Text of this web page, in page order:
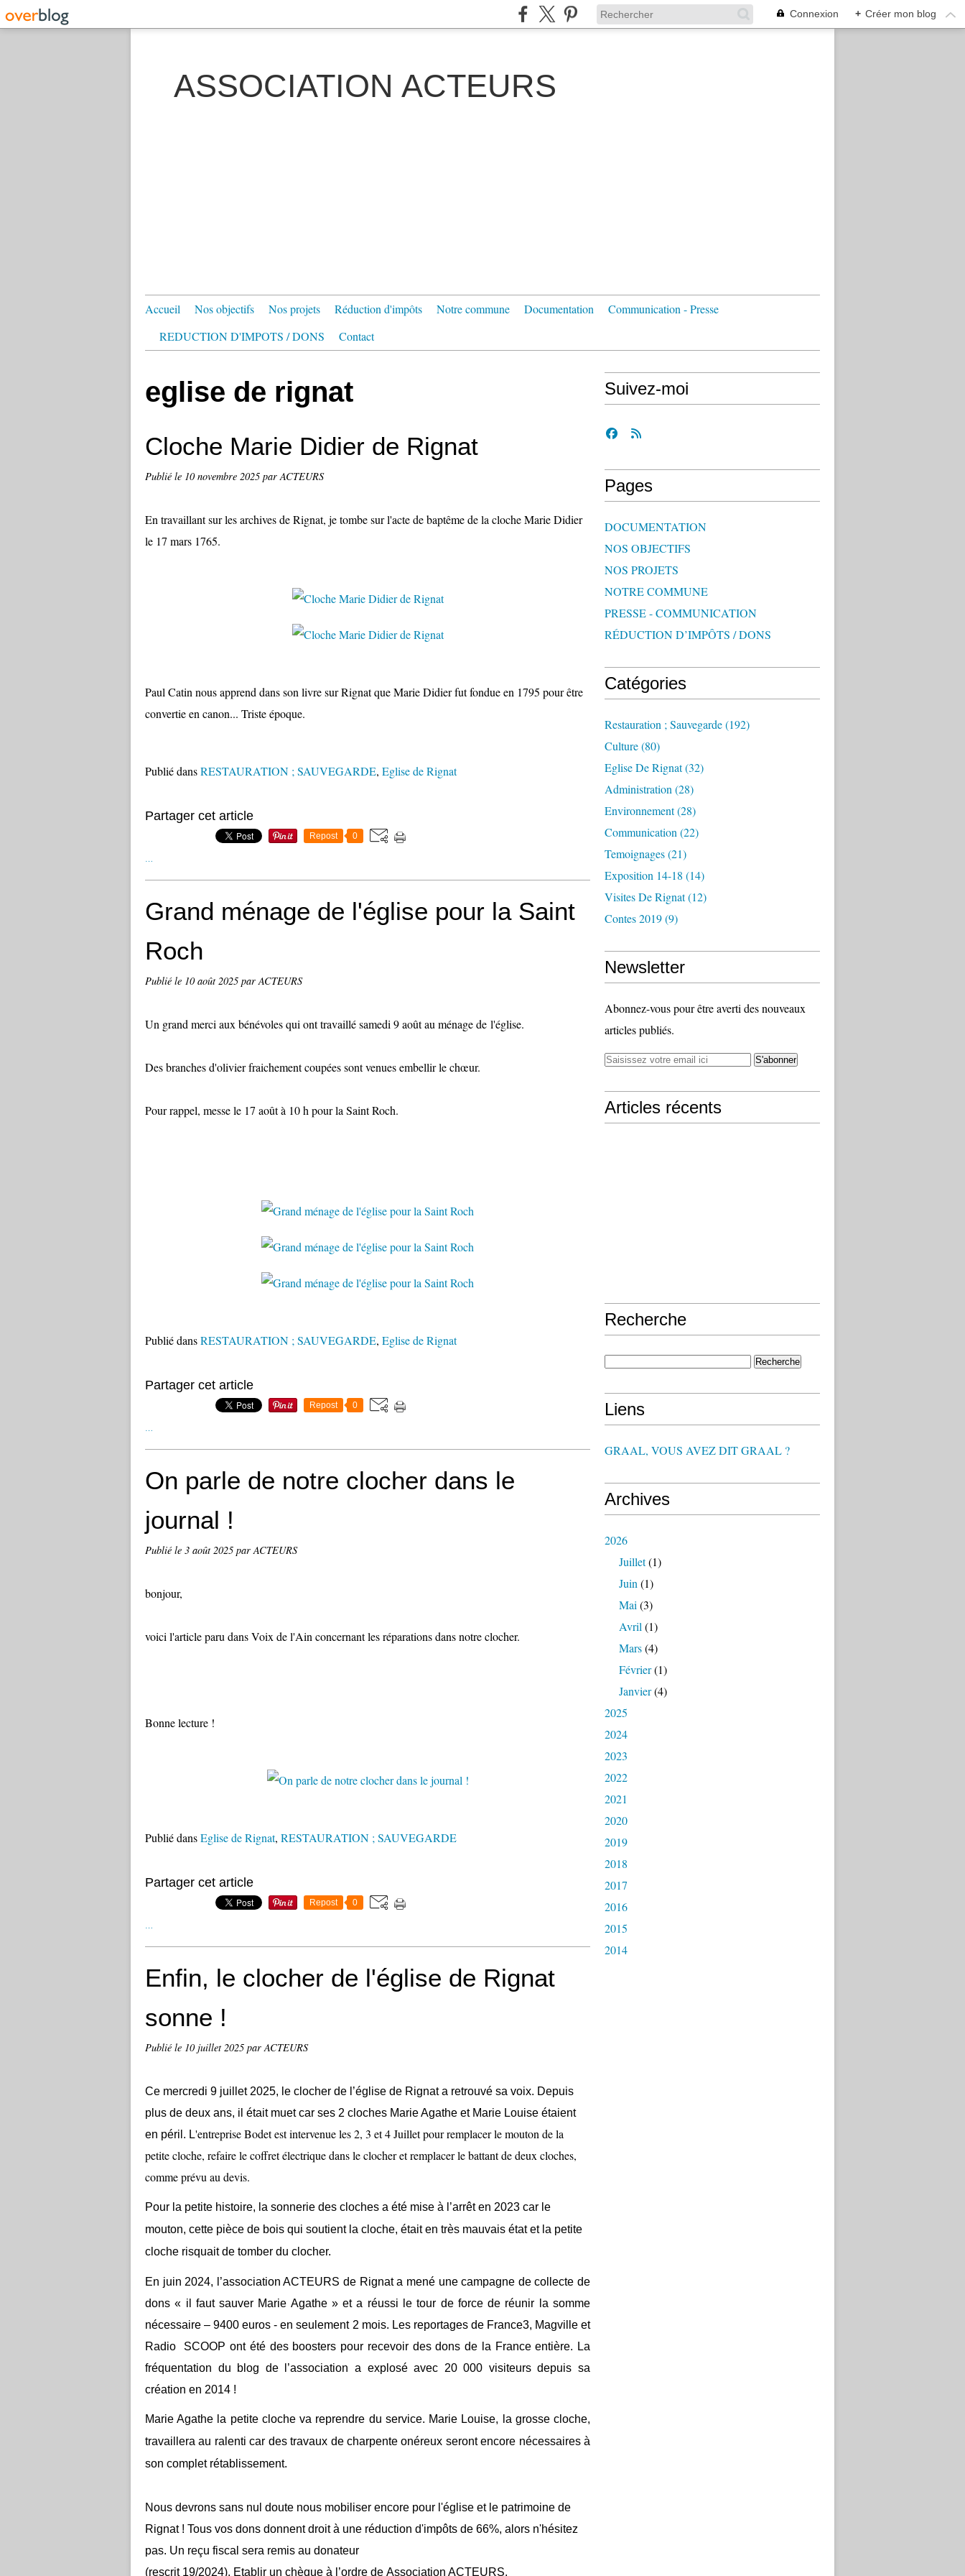
Connexion + Créer mon blog
ASSOCIATION ACTEURS
Accueil Nos objectifs Nos projets Réduction d'impôts Notre commune Documentation
Communication - Presse
REDUCTION D'IMPOTS / DONS
Contact
eglise de rignat
Cloche Marie Didier de Rignat
Publié le 10 novembre 2025 par ACTEURS
En travaillant sur les archives de Rignat, je tombe sur l'acte de baptême de la cloche Marie Didier
le 17 mars 1765.
Paul Catin nous apprend dans son livre sur Rignat que Marie Didier fut fondue en 1795 pour être
convertie en canon... Triste époque.
Publié dansRESTAURATION ; SAUVEGARDE, Eglise de Rignat
Partager cet article
Repost 0
…
Grand ménage de l'église pour la Saint
Roch
Publié le 10 août 2025 par ACTEURS
Un grand merci aux bénévoles qui ont travaillé samedi 9 août au ménage de l'église.
Des branches d'olivier fraichement coupées sont venues embellir le chœur.
Pour rappel, messe le 17 août à 10 h pour la Saint Roch.
Publié dansRESTAURATION ; SAUVEGARDE, Eglise de Rignat
Partager cet article
Repost 0
…
On parle de notre clocher dans le
journal !
Publié le 3 août 2025 par ACTEURS
bonjour,
voici l'article paru dans Voix de l'Ain concernant les réparations dans notre clocher.
Bonne lecture !
Publié dansEglise de Rignat, RESTAURATION ; SAUVEGARDE
Partager cet article
Repost 0
…
Enfin, le clocher de l'église de Rignat
sonne !
Publié le 10 juillet 2025 par ACTEURS
Ce mercredi 9 juillet 2025, le clocher de l’église de Rignat a retrouvé sa voix. Depuis
plus de deux ans, il était muet car ses 2 cloches Marie Agathe et Marie Louise étaient
en péril. L'entreprise Bodet est intervenue les 2, 3 et 4 Juillet pour remplacer le mouton de la
petite cloche, refaire le coffret électrique dans le clocher et remplacer le battant de deux cloches,
comme prévu au devis.
Pour la petite histoire, la sonnerie des cloches a été mise à l’arrêt en 2023 car le
mouton, cette pièce de bois qui soutient la cloche, était en très mauvais état et la petite
cloche risquait de tomber du clocher.
En juin 2024, l’association ACTEURS de Rignat a mené une campagne de collecte de
dons « il faut sauver Marie Agathe » et a réussi le tour de force de réunir la somme
nécessaire – 9400 euros - en seulement 2 mois. Les reportages de France3, Magville et
Radio SCOOP ont été des boosters pour recevoir des dons de la France entière. La
fréquentation du blog de l’association a explosé avec 20 000 visiteurs depuis sa
création en 2014 !
Marie Agathe la petite cloche va reprendre du service. Marie Louise, la grosse cloche,
travaillera au ralenti car des travaux de charpente onéreux seront encore nécessaires à
son complet rétablissement.
Nous devrons sans nul doute nous mobiliser encore pour l'église et le patrimoine de
Rignat ! Tous vos dons donnent droit à une réduction d'impôts de 66%, alors n'hésitez
pas. Un reçu fiscal sera remis au donateur
(rescrit 19/2024). Etablir un chèque à l’ordre de Association ACTEURS.
Suivez-moi
Pages
DOCUMENTATION
NOS OBJECTIFS
NOS PROJETS
NOTRE COMMUNE
PRESSE - COMMUNICATION
RÉDUCTION D’IMPÔTS / DONS
Catégories
Restauration ; Sauvegarde(192)
Culture(80)
Eglise De Rignat(32)
Administration (28)
Environnement(28)
Communication (22)
Temoignages(21)
Exposition 14-18 (14)
Visites De Rignat(12)
Contes 2019(9)
Newsletter
Abonnez-vous pour être averti des nouveaux
articles publiés.
Articles récents
Recherche
Liens
GRAAL, VOUS AVEZ DIT GRAAL ?
Archives
2026
Juillet(1)
Juin (1)
Mai (3)
Avril (1)
Mars(4)
Février(1)
Janvier(4)
2025
2024
2023
2022
2021
2020
2019
2018
2017
2016
2015
2014